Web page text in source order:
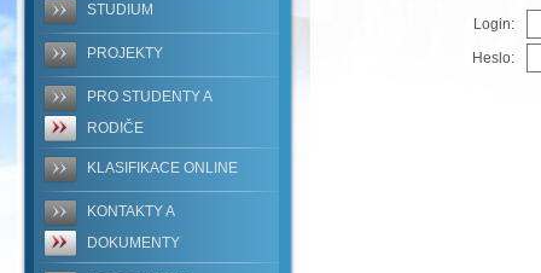
STUDIUM
PROJEKTY
PRO STUDENTY A
RODIČE
KLASIFIKACE ONLINE
KONTAKTY A
DOKUMENTY
Login:
Heslo: